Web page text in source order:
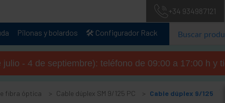
+34 934987121
Pilonas y bolardos 🛠️ Configurador Rack
- 4 de septiembre): teléfono de 09:00 a 17:00 h y
fibra óptica Cable dúplex SM 9/125 PC
Cable dúplex 9/125